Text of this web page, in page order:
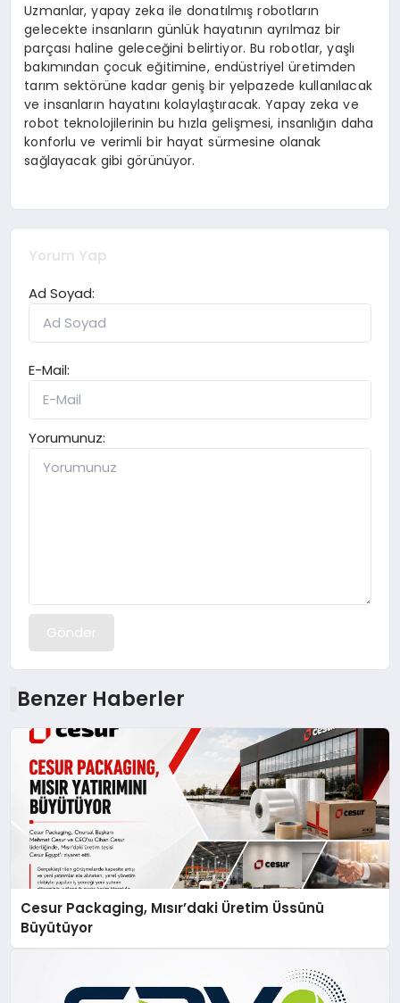
Uzmanlar, yapay zeka ile donatılmış robotların
gelecekte insanların günlük hayatının ayrılmaz bir
parçası haline geleceğini belirtiyor. Bu robotlar, yaşlı
bakımından çocuk eğitimine, endüstriyel üretimden
tarım sektörüne kadar geniş bir yelpazede kullanılacak
ve insanların hayatını kolaylaştıracak. Yapay zeka ve
robot teknolojilerinin bu hızla gelişmesi, insanlığın daha
konforlu ve verimli bir hayat sürmesine olanak
sağlayacak gibi görünüyor.
Yorum Yap
Ad Soyad:
E-Mail:
Yorumunuz:
Gönder
Benzer Haberler
Cesur Packaging, Mısır’daki Üretim Üssünü
Büyütüyor